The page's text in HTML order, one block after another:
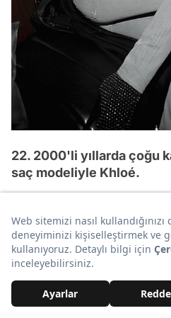
22. 2000'li yıllarda çoğu
saç modeliyle Khloé.